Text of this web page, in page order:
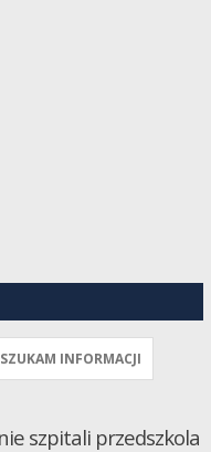
SZUKAM INFORMACJI
szpitali przedszkola